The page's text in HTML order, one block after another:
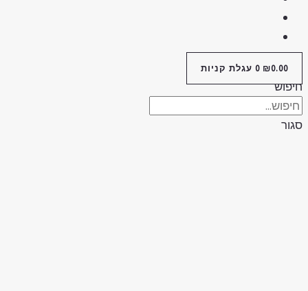
₪0.00
0 עגלת קניות